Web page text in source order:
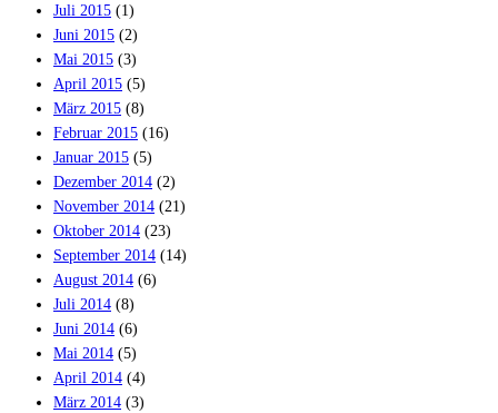
Juli 2015 (1)
Juni 2015 (2)
Mai 2015 (3)
April 2015 (5)
März 2015 (8)
Februar 2015 (16)
Januar 2015 (5)
Dezember 2014 (2)
November 2014 (21)
Oktober 2014 (23)
September 2014 (14)
August 2014 (6)
Juli 2014 (8)
Juni 2014 (6)
Mai 2014 (5)
April 2014 (4)
März 2014 (3)